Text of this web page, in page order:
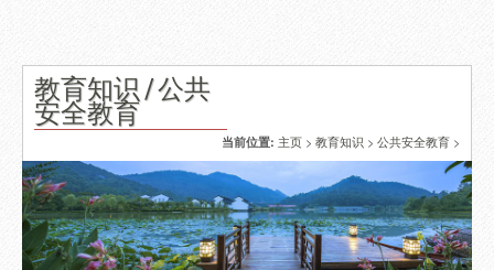
教育知识 / 公共
安全教育
当前位置: 主页 > 教育知识 > 公共安全教育 >